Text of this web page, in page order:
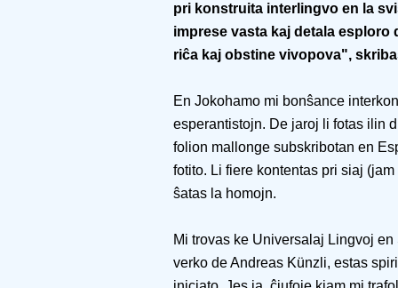
pri konstruita interlingvo en la
imprese vasta kaj detala
riĉa kaj obstine vivopova",
En Jokohamo mi bonŝance
esperantistojn. De jaroj li fotas ilin
folion mallonge subskribotan en
fotito. Li fiere kontentas pri siaj
ŝatas la homojn.
Mi trovas ke Universalaj Lingvoj
verko de Andreas Künzli, estas